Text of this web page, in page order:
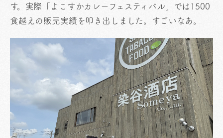
す。実際「よこすかカレーフェスティバル」では1500
食越えの販売実績を叩き出しました。すごいなあ。